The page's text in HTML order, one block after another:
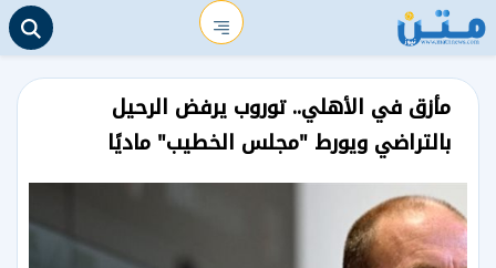
مأزق في الأهلي.. توروب يرفض الرحيل
بالتراضي ويورط "مجلس الخطيب" ماديًا